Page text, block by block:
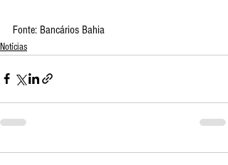
Fonte: Bancários Bahia
Notícias